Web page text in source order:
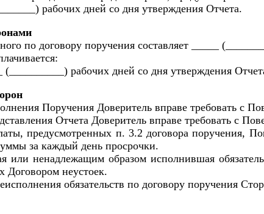
рабочих дней со дня утверждения Отчета.
по договору поручения составляет _____
(__________) рабочих дней со дня утверждения
Поручения Доверитель вправе требовать с
Отчета Доверитель вправе требовать с
предусмотренных п. 3.2 договора поручения,
за каждый день просрочки.
ненадлежащим образом исполнившая
Договором неустоек.
обязательств по договору поручения